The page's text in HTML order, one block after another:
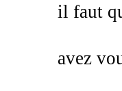
il faut
avez